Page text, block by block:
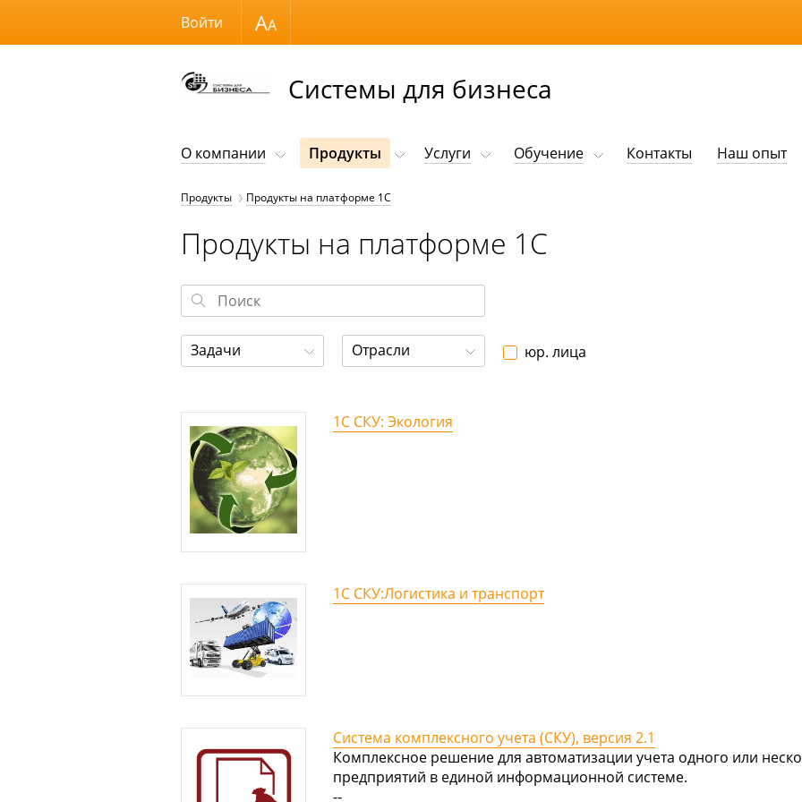
Размер шрифта
Системы для бизнеса
Войти
О компании Продукты Услуги Обучение Контакты Наш опыт
Продукты Продукты на платформе 1С
Продукты на платформе 1С
Задачи Отрасли юр. лица
1С СКУ: Экология
1С СКУ:Логистика и транспорт
Система комплексного учета (СКУ), версия 2.1
Комплексное решение для автоматизации учета одного или
предприятий в единой информационной системе.
--